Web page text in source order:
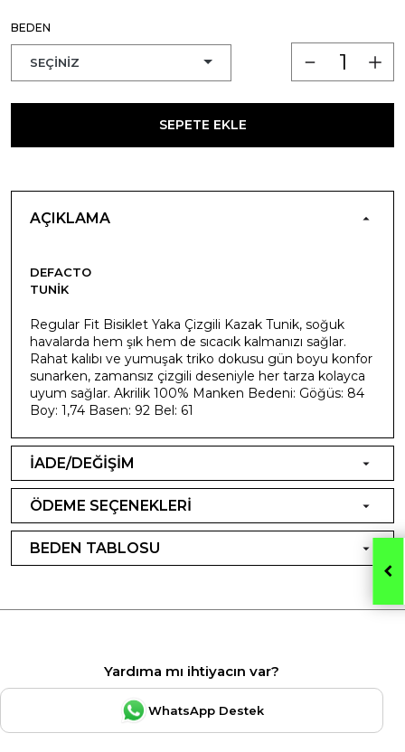
BEDEN
SEPETE EKLE
AÇIKLAMA
DEFACTO
TUNIK
Regular Fit Bisiklet Yaka Çizgili Kazak Tunik, soğuk
havalarda hem şık hem de sıcacık kalmanızı sağlar.
Rahat kalıbı ve yumuşak triko dokusu gün boyu konfor
sunarken, zamansız çizgili deseniyle her tarza kolayca
uyum sağlar. Akrilik 100% Manken Bedeni: Göğüs: 84
Boy: 1,74 Basen: 92 Bel: 61
İADE/DEĞİŞİM
ÖDEME SEÇENEKLERİ
BEDEN TABLOSU
Yardıma mı ihtiyacın var?
WhatsApp Destek